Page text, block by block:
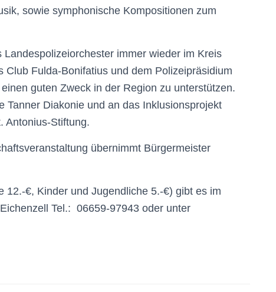
sowie symphonische Kompositionen zum
immer wieder im Kreis
Fulda-Bonifatius und dem Polizeipräsidium
guten Zweck in der Region zu unterstützen.
Tanner Diakonie und an das Inklusionsprojekt
Antonius-Stiftung.
übernimmt Bürgermeister
12.-€, Kinder und Jugendliche 5.-€) gibt es im
Tel.: 06659-97943 oder unter